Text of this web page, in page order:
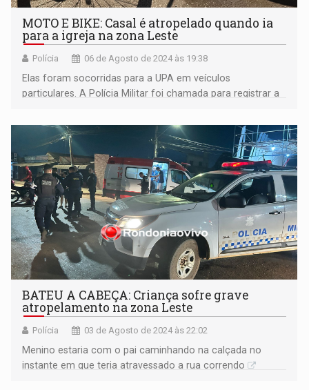
MOTO E BIKE: Casal é atropelado quando ia
para a igreja na zona Leste
Polícia 06 de Agosto de 2024 às 19:38
Elas foram socorridas para a UPA em veículos
particulares. A Polícia Militar foi chamada para registrar a
BATEU A CABEÇA: Criança sofre grave
atropelamento na zona Leste
Polícia 03 de Agosto de 2024 às 22:02
Menino estaria com o pai caminhando na calçada no
instante em que teria atravessado a rua correndo